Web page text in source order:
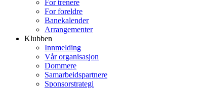
For trenere
For foreldre
Banekalender
Arrangementer
Klubben
Innmelding
Vår organisasjon
Dommere
Samarbeidspartnere
Sponsorstrategi